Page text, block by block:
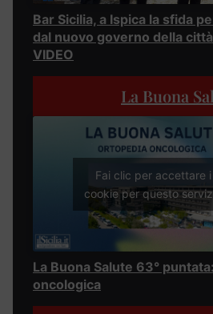
Bar Sicilia, a Ispica la sfida
dal nuovo governo della città
VIDEO
La Buona
Fai clic per accettare i
cookie per questo
La Buona Salute 63°
oncologica